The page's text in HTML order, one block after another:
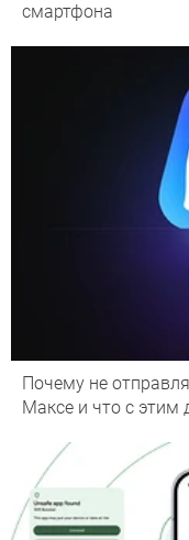
смартфона
Почему не
Максе и что с этим